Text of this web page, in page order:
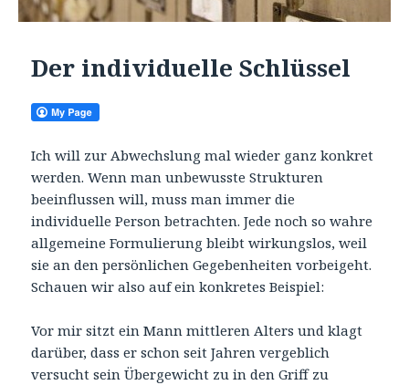
Der individuelle Schlüssel
Ich will zur Abwechslung mal wieder ganz konkret
werden. Wenn man unbewusste Strukturen
beeinflussen will, muss man immer die
individuelle Person betrachten. Jede noch so wahre
allgemeine Formulierung bleibt wirkungslos, weil
sie an den persönlichen Gegebenheiten vorbeigeht.
Schauen wir also auf ein konkretes Beispiel:
Vor mir sitzt ein Mann mittleren Alters und klagt
darüber, dass er schon seit Jahren vergeblich
versucht sein Übergewicht zu in den Griff zu